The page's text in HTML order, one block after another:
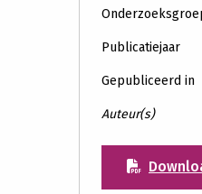
Publicatiejaar
Gepubliceerd in
Auteur(s)